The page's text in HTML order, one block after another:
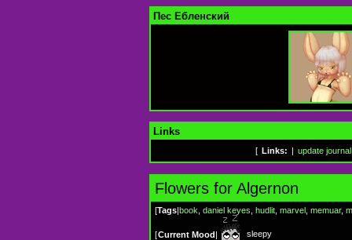
Пес Ебленский
Links
[ Links: update journal
Flowers for Algernon
[Tags|book daniel keyes hudlit marvel memuar,
[Current Mood| sleepy